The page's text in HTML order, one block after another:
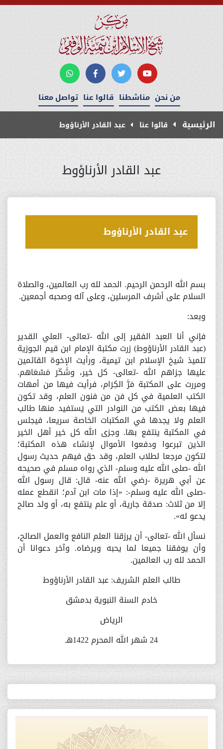
من نحن مناشطنا قالوا عنا تواصل معنا
الرئيسية قالوا عنا عبد القادر الأرناؤوط
عبد القادر الأرناؤوط
عبد القادر الأرناؤوط
بسم الله الرحمن الرحيم. الحمد لله رب العالمين، والصلاة
السلام على أشرف المرسلين، وعلى آله وصحبه أجمعين.
وبعد:
فإني أنا العبد الفقير إلى الله -تعالى- العلي القدير
(عبد القادر الأرناؤوط) زرت مكتبة الإمام ابن قيم الجوزية
تلميذ شيخ الإسلام ابن تيمية، ورأيت الإخوة القائمين
عليها جزاهم الله -تعالى- كل خير، وشَكَرَ مَسْعَاهم.
ومررت على المكتبة مَرَّ الكِرَام، فرأيت فيها من أمهات
الكتب العلمية في كل فن من فنون العلم، وقد تكون
فيها بعض الكتب من النوادر التي يَستفيد منها طالب
العلم ولا يجدها في المكتبات الخاصة سريعا، فيجلس
في المكتبة ينتفع بها. وجزى الله كل خير أهل الخير
الذين تبرعوا ودفعوا الأموال لإنشاء هذه المكتبة؛
لتكون مرجعا لطلاب العلم، وقد حق فيهم حديث رسول
الله -صلى الله عليه وسلم- الذي رواه مسلم في صحيحه
عن أبي هريرة -رضي الله عنه- قال: قال رسول الله
-صلى الله عليه وسلم-: «إذا مات ابن آدم؛ انقطع عمله
إلا من ثلاث: صدقة جارية، أو علم ينتفع به، أو ولد صالح
يدعو له».
نسأل الله -تعالى- أن يرزقنا العلم النافع والعمل الصالح،
وأن يوفقنا جميعا لما يحبه ويرضاه. وآخر دعوانا أن
الحمد لله رب العالمين.
طالب العلم الشريف: عبد القادر الأرناؤوط
خادم السنة النبوية بدمشق
الرياض
24 شهر الله المحرم 1422هـ